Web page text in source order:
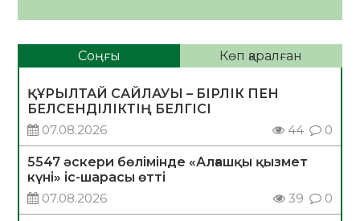
Соңғы Көп қаралған
ҚҰРЫЛТАЙ САЙЛАУЫ – БІРЛІК ПЕН
БЕЛСЕНДІЛІКТІҢ БЕЛГІСІ
07.08.2026
44 0
5547 әскери бөлімінде «Алғашқы қызмет
күні» іс-шарасы өтті
07.08.2026
39 0